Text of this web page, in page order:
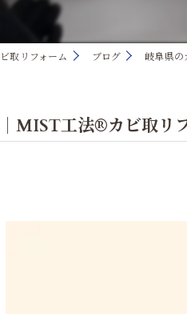
取リフォーム ブログ 岐阜県の
MIST工法®カビ取リ